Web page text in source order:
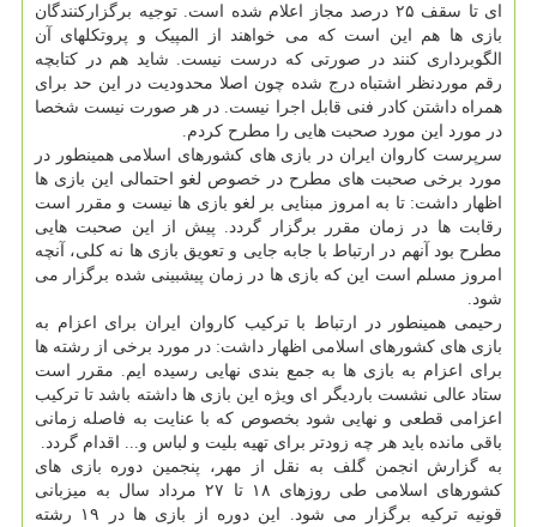
ای تا سقف ۲۵ درصد مجاز اعلام شده است. توجیه برگزارکنندگان
بازی ها هم این است که می خواهند از المپیک و پروتکلهای آن
الگوبرداری کنند در صورتی که درست نیست. شاید هم در کتابچه
رقم موردنظر اشتباه درج شده چون اصلا محدودیت در این حد برای
همراه داشتن کادر فنی قابل اجرا نیست. در هر صورت نیست شخصا
در مورد این مورد صحبت هایی را مطرح کردم.
سرپرست کاروان ایران در بازی های کشورهای اسلامی همینطور در
مورد برخی صحبت های مطرح در خصوص لغو احتمالی این بازی ها
اظهار داشت: تا به امروز مبنایی بر لغو بازی ها نیست و مقرر است
رقابت ها در زمان مقرر برگزار گردد. پیش از این صحبت هایی
مطرح بود آنهم در ارتباط با جابه جایی و تعویق بازی ها نه کلی، آنچه
امروز مسلم است این که بازی ها در زمان پیشبینی شده برگزار می
شود.
رحیمی همینطور در ارتباط با ترکیب کاروان ایران برای اعزام به
بازی های کشورهای اسلامی اظهار داشت: در مورد برخی از رشته ها
برای اعزام به بازی ها به جمع بندی نهایی رسیده ایم. مقرر است
ستاد عالی نشست باردیگر ای ویژه این بازی ها داشته باشد تا ترکیب
اعزامی قطعی و نهایی شود بخصوص که با عنایت به فاصله زمانی
باقی مانده باید هر چه زودتر برای تهیه بلیت و لباس و... اقدام گردد.
به گزارش انجمن گلف به نقل از مهر، پنجمین دوره بازی های
کشورهای اسلامی طی روزهای ۱۸ تا ۲۷ مرداد سال به میزبانی
قونیه ترکیه برگزار می شود. این دوره از بازی ها در ۱۹ رشته